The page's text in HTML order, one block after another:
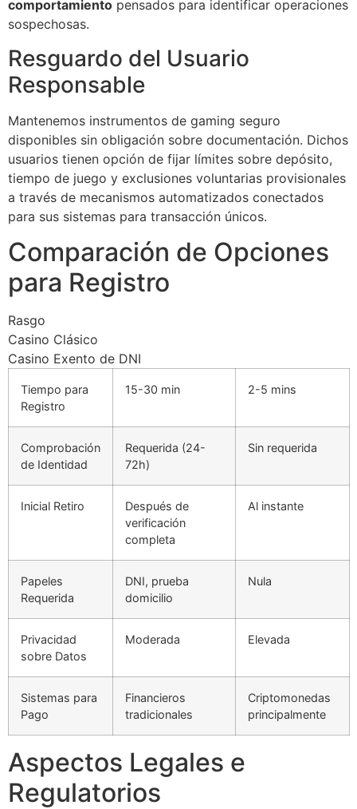
comportamiento pensados para identificar operaciones
sospechosas.
Resguardo del Usuario
Responsable
Mantenemos instrumentos de gaming seguro
disponibles sin obligación sobre documentación. Dichos
usuarios tienen opción de fijar límites sobre depósito,
tiempo de juego y exclusiones voluntarias provisionales
a través de mecanismos automatizados conectados
para sus sistemas para transacción únicos.
Comparación de Opciones
para Registro
Rasgo
Casino Clásico
Casino Exento de DNI
Tiempo para
Registro
15-30 min 2-5 mins
Comprobación
de Identidad
Requerida (24-
72h)
Sin requerida
Inicial Retiro
Después de
verificación
completa
Al instante
Papeles
Requerida
DNI, prueba
domicilio
Nula
Privacidad
sobre Datos
Moderada Elevada
Sistemas para
Pago
Financieros
tradicionales
Criptomonedas
principalmente
Aspectos Legales e
Regulatorios